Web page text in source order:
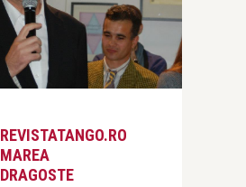
REVISTATANGO.RO
MAREA
DRAGOSTE